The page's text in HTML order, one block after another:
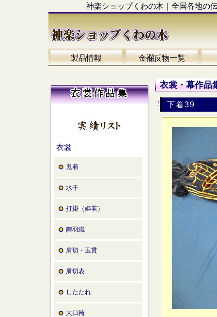
神楽ショップくわの木｜全国各地の
製品情報 金襴反物一覧
衣裳
鬼着
水干
打掛（姫着）
陣羽織
肩切・玉貫
肩切表
したたれ
大口袴
衣裳・幕作品
下着39
↑